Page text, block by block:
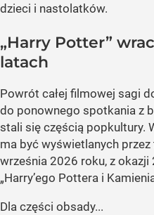
dzieci i nastolatków.
„Harry Potter”
latach
Powrót całej filmowej sagi
do ponownego spotkania z
stali się częścią popkultury.
ma być wyświetlanych
września 2026 roku, z
„Harry’ego Pottera i
Dla części obsady...